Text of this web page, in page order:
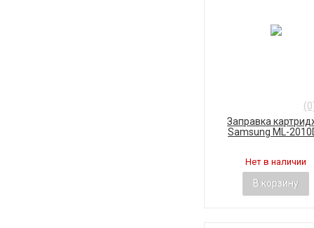
Заправка
Samsung ML-
Нет в наличии
В корзину